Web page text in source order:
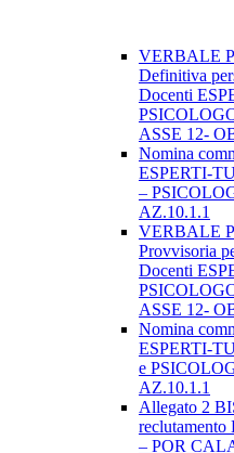
VERBALE
Definitiva
Docenti
ASSE 12-
Nomina
ESPERTI-
–
AZ.10.1.1
VERBALE
Provvisoria
Docenti
ASSE 12-
Nomina
ESPERTI-
e
AZ.10.1.1
Allegato 2
reclutamento
– POR